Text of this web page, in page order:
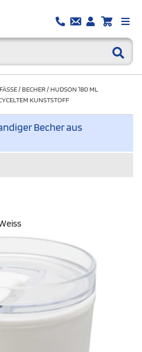
/BECHER/HUDSON 180 ML
KUNSTSTOFF
Becher aus